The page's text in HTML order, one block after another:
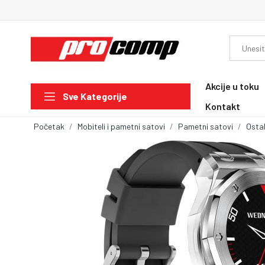
Sve Kategorije
Akcije u toku
Kontakt
Početak Mobiteli i pametni satovi Pametni satovi